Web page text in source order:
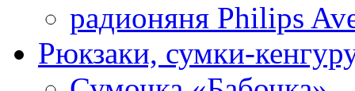
радионяня Philips
Рюкзаки, сумки-